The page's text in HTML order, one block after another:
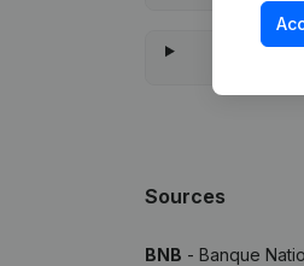
Sources
BNB - Banque